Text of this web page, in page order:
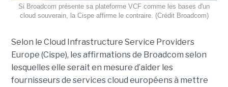
Si Broadcom présente sa plateforme VCF comme les bases d'un
cloud souverain, la Cispe affirme le contraire. (Crédit Broadcom)
Selon le Cloud Infrastructure Service Providers
Europe (Cispe), les affirmations de Broadcom selon
lesquelles elle serait en mesure d’aider les
fournisseurs de services cloud européens à mettre